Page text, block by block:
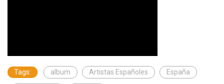
Tags: album Artistas Españoles España